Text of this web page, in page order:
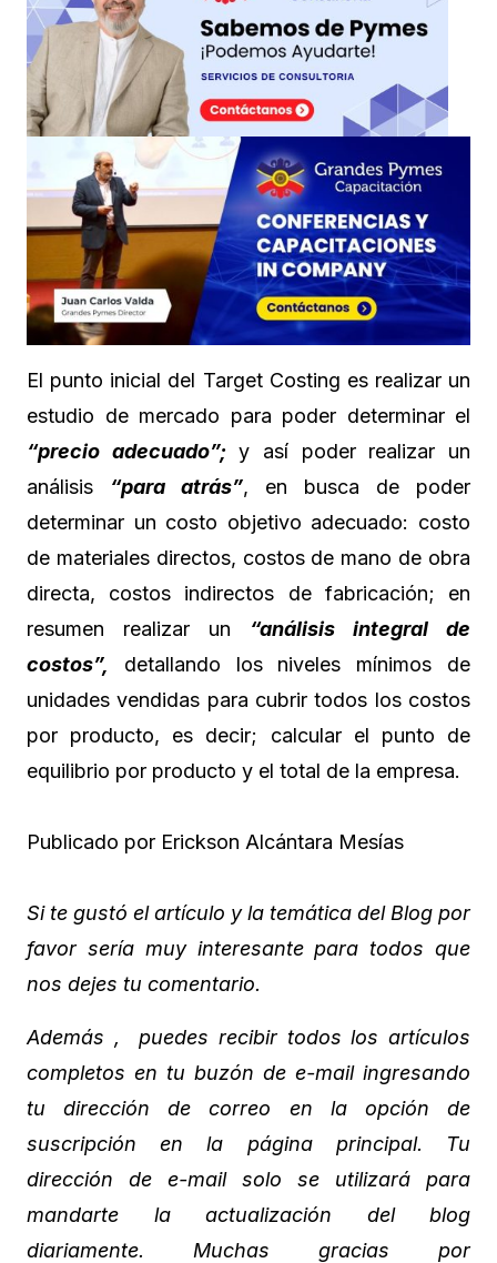
El punto inicial del Target Costing es realizar un
estudio de mercado para poder determinar el
“precio adecuado”;y así poder realizar un
análisis “para atrás”, en busca de poder
determinar un costo objetivo adecuado: costo
de materiales directos, costos de mano de obra
directa, costos indirectos de fabricación; en
resumen realizar un “análisis integral de
costos”,
detallando los niveles mínimos de
unidades vendidas para cubrir todos los costos
por producto, es decir; calcular el punto de
equilibrio por producto y el total de la empresa.
Publicado por Erickson Alcántara Mesías
Si te gustó el artículo y la temática del Blog por
favor sería muy interesante para todos que
nos dejes tu comentario.
Además , puedes recibir todos los artículos
completos en tu buzón de e-mail ingresando
tu dirección de correo en la opción de
suscripción en la página principal. Tu
dirección de e-mail solo se utilizará para
mandarte la actualización del blog
diariamente. Muchas gracias por